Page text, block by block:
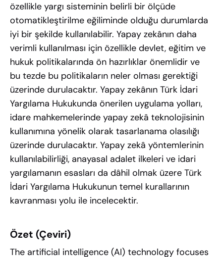
özellikle yargı sisteminin belirli bir ölçüde
otomatikleştirilme eğiliminde olduğu durumlarda
iyi bir şekilde kullanılabilir. Yapay zekânın daha
verimli kullanılması için özellikle devlet, eğitim ve
hukuk politikalarında ön hazırlıklar önemlidir ve
bu tezde bu politikaların neler olması gerektiği
üzerinde durulacaktır. Yapay zekânın Türk İdari
Yargılama Hukukunda önerilen uygulama yolları,
idare mahkemelerinde yapay zekâ teknolojisinin
kullanımına yönelik olarak tasarlanama olasılığı
üzerinde durulacaktır. Yapay zekâ yöntemlerinin
kullanılabilirliği, anayasal adalet ilkeleri ve idari
yargılamanın esasları da dâhil olmak üzere Türk
İdari Yargılama Hukukunun temel kurallarının
kavranması yolu ile incelecektir.
Özet (Çeviri)
The artificial intelligence (AI) technology focuses